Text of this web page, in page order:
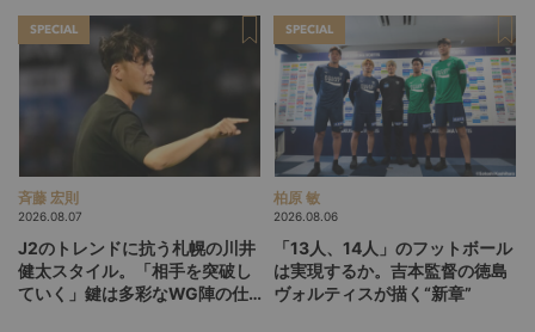
SPECIAL
斉藤 宏則
2026.08.07
J2のトレンドに抗う札幌の川井
健太スタイル。「相手を突破し
ていく」鍵は多彩なWG陣の仕
SPECIAL
柏原 敏
2026.08.06
「13人、14人」のフットボール
は実現するか。吉本監督の徳島
ヴォルティスが描く“新章”